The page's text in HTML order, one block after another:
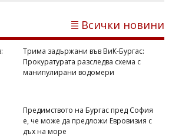
удари по складове ще вдигнат
Всички новини
Трима задържани във ВиК-Бургас:
Прокуратурата разследва схема с
манипулирани водомери
Предимството на Бургас пред София
е, че може да предложи Евровизия с
дъх на море